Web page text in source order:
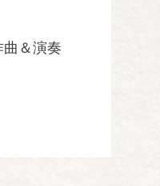
＆演奏